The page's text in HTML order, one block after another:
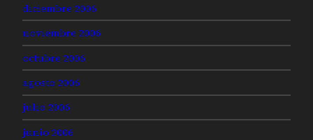
diciembre 2006
noviembre 2006
octubre 2006
agosto 2006
julio 2006
junio 2006